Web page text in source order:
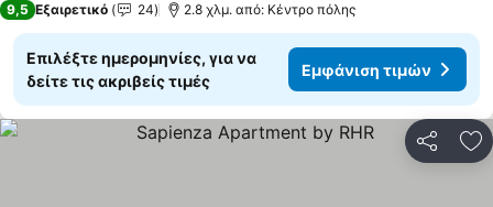
9,5 Εξαιρετικό 24 2.8 χλμ. από: Κέντρο πόλης
Επιλέξτε ημερομηνίες, για να
δείτε τις ακριβείς τιμές
Εμφάνιση τιμών